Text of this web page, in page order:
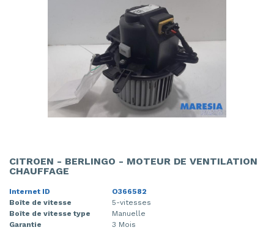
CITROEN - BERLINGO - MOTEUR DE VENTILATION
CHAUFFAGE
Internet ID
O366582
Boîte de vitesse
5-vitesses
Boîte de vitesse type
Manuelle
Garantie
3 Mois